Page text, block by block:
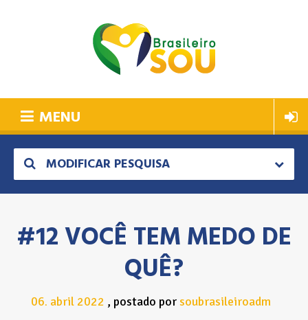
MENU
MODIFICAR PESQUISA
#12 VOCÊ TEM MEDO DE
QUÊ?
06. abril 2022 postado porsoubrasileiroadm